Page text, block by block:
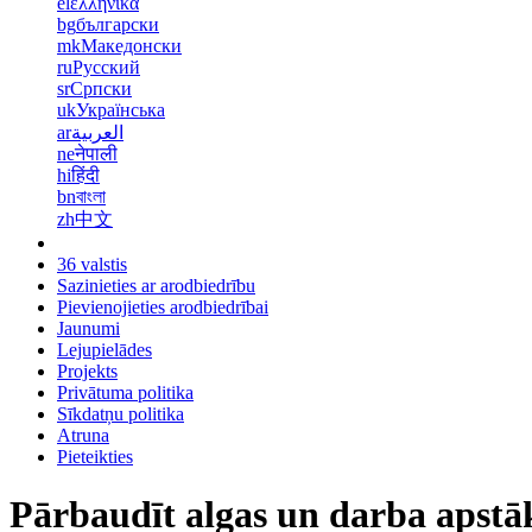
bgбългарски
mkМакедонски
ruРусский
srСрпски
ukУкраїнська
arالعربية
neनेपाली
hiहिंदी
bnবাংলা
zh中文
36 valstis
Sazinieties ar arodbiedrību
Pievienojieties arodbiedrībai
Jaunumi
Lejupielādes
Projekts
Privātuma politika
Sīkdatņu politika
Atruna
Pieteikties
Pārbaudīt algas un darba